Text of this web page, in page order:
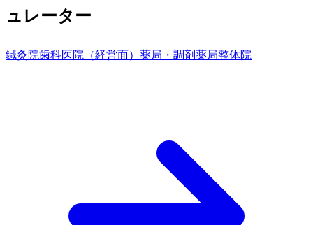
ュレーター
鍼灸院歯科医院（経営面） 薬局・調剤薬局整体院